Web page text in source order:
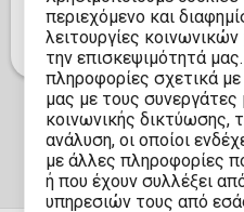
αδειοδοτημένο προϊόν
Παγκοσμίου Κυπέλλου
περιεχόμενο και
λειτουργίες
την επισκεψιμότητά
πληροφορίες σχετικά
μας με τους
κοινωνικής δικτύωσης,
ανάλυση, οι οποίοι
με άλλες πληροφορίες
ή που έχουν συλλέξει
υπηρεσιών τους από